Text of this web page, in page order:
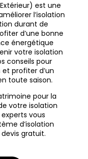
est une
l’isolation
durant de
d’une bonne
énergétique
votre isolation
conseils pour
profiter d’un
toute saison.
pour la
votre isolation
vous
d’isolation
gratuit.